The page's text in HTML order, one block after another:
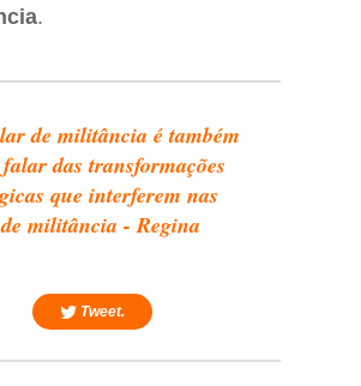
.
de militância é também
das transformações
que interferem nas
militância - Regina
Tweet.